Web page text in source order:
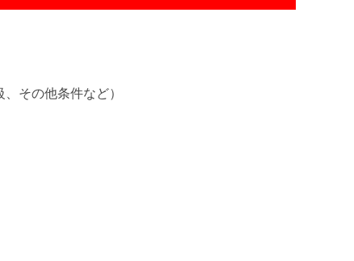
その他条件など）